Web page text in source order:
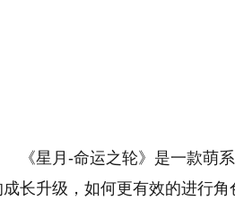
《星月-命运之轮》是一款萌
成长升级，如何更有效的进行